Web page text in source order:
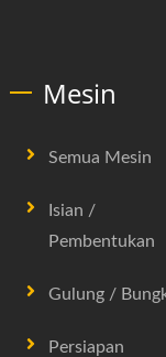
Mesin
Semua Mesin
Isian /
Pembentukan
Gulung /
Persiapan